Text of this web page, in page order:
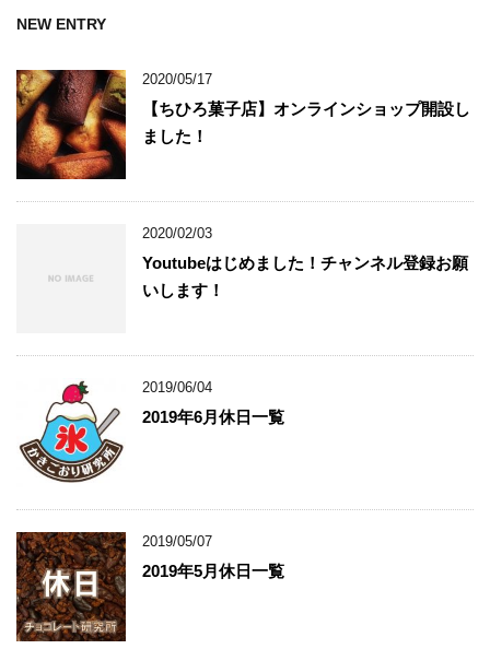
NEW ENTRY
2020/05/17
【ちひろ菓子店】オンラインショップ開設し
ました！
2020/02/03
Youtubeはじめました！チャンネル登録お願
いします！
2019/06/04
2019年6月休日一覧
2019/05/07
2019年5月休日一覧